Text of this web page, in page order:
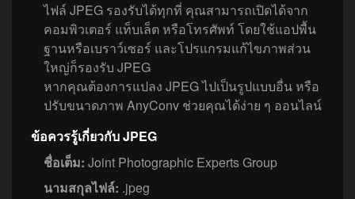
ไฟล์ JPEG รองรับได้ทุกที่ คุณสามารถเปิดได้จาก
คอมพิวเตอร์ แท็บเล็ต หรือโทรศัพท์ โดยใช้แอปพื้น
ฐานหรือเบราว์เซอร์ และโปรแกรมแก้ไขภาพส่วน
ใหญ่ก็รองรับ JPEG
หากคุณต้องการแปลง JPEG ไปเป็นรูปแบบอื่น หรือ
ปรับขนาดภาพ AnyConv ช่วยคุณได้ง่าย ๆ ออนไลน์
ข้อควรรู้เกี่ยวกับ JPEG
ชื่อเต็ม: Joint Photographic Experts Group
นามสกุลไฟล์: .jpeg